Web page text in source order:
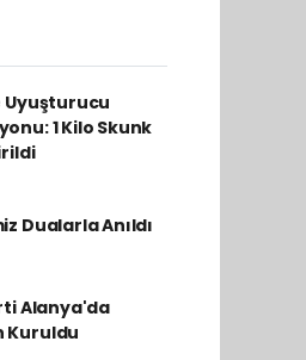
Uyuşturucu
1 Kilo Skunk
Dualarla Anıldı
Alanya'da
Kuruldu